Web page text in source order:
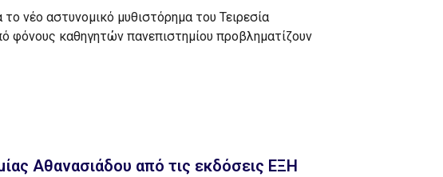
νέο αστυνομικό μυθιστόρημα του Τειρεσία
φόνους καθηγητών πανεπιστημίου προβληματίζουν
Αθανασιάδου από τις εκδόσεις ΕΞΗ